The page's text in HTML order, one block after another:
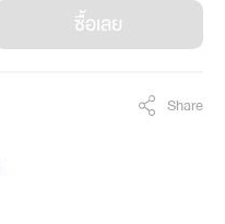
ซื้อเลย
Share